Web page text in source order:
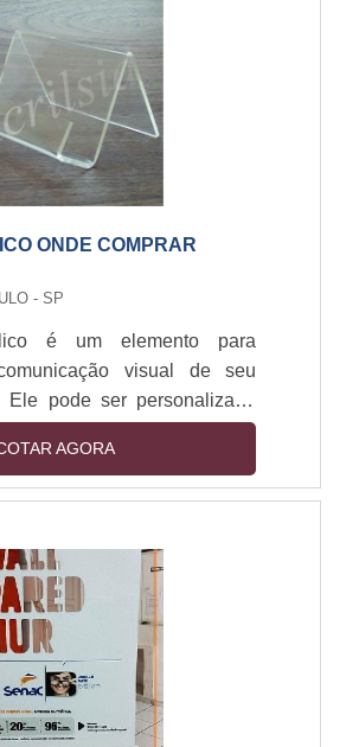
ser bem finalizado para que
observem tenham a melhor
sobre o ba....
ONDE COMPRAR
- SP
é um elemento para
visual de seu
Ele pode ser personalizado
que serão usados,
de cores e tamanhos, com
tipo de arte por meio de
Esse produto pode ser
elevadores, mesas e
atenção para display acrílico
AGORA